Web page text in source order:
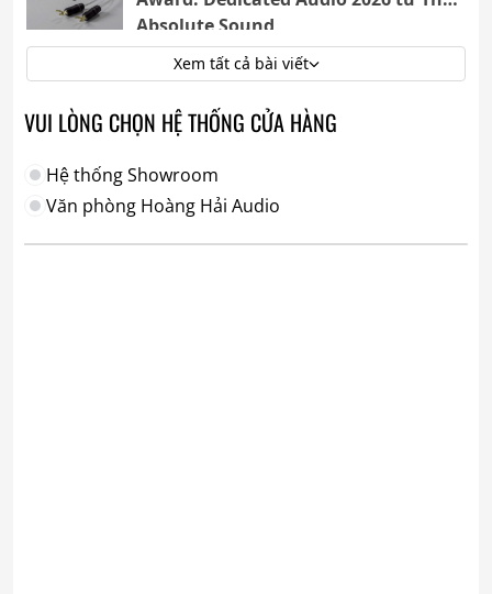
Absolute Sound
Xem tất cả bài viết
VUI LÒNG CHỌN HỆ THỐNG CỬA HÀNG
Hệ thống Showroom
Văn phòng Hoàng Hải Audio